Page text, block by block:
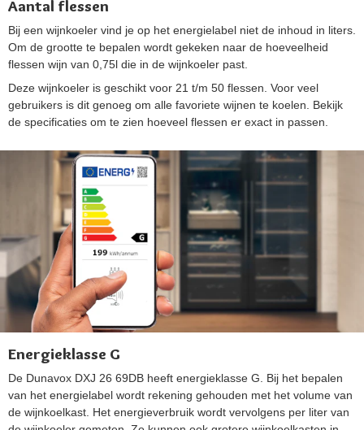
Aantal flessen
Bij een wijnkoeler vind je op het energielabel niet de inhoud in liters.
Om de grootte te bepalen wordt gekeken naar de hoeveelheid
flessen wijn van 0,75l die in de wijnkoeler past.
Deze wijnkoeler is geschikt voor 21 t/m 50 flessen. Voor veel
gebruikers is dit genoeg om alle favoriete wijnen te koelen. Bekijk
de specificaties om te zien hoeveel flessen er exact in passen.
Energieklasse G
De Dunavox DXJ 26 69DB heeft energieklasse G. Bij het bepalen
van het energielabel wordt rekening gehouden met het volume van
de wijnkoelkast. Het energieverbruik wordt vervolgens per liter van